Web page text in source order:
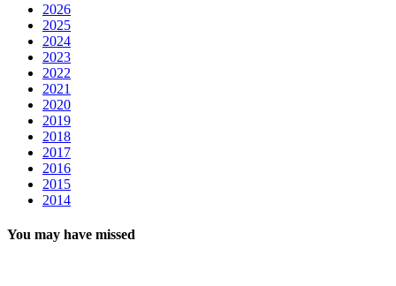
2026
2025
2024
2023
2022
2021
2020
2019
2018
2017
2016
2015
2014
You may have missed